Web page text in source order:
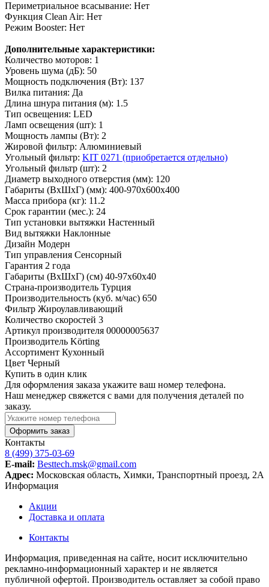
Периметриальное всасывание: Нет
Функция Clean Air: Нет
Режим Booster: Нет
Дополнительные характеристики:
Количество моторов: 1
Уровень шума (дБ): 50
Мощность подключения (Вт): 137
Вилка питания: Да
Длина шнура питания (м): 1.5
Тип освещения: LED
Ламп освещения (шт): 1
Мощность лампы (Вт): 2
Жировой фильтр: Алюминиевый
Угольный фильтр: KIT 0271 (приобретается отдельно)
Угольный фильтр (шт): 2
Диаметр выходного отверстия (мм): 120
Габариты (ВхШхГ) (мм): 400-970x600x400
Масса прибора (кг): 11.2
Срок гарантии (мес.): 24
Тип установки вытяжки Настенный
Вид вытяжки Наклонные
Дизайн Модерн
Тип управления Сенсорный
Гарантия 2 года
Габариты (ВхШхГ) (см) 40-97x60x40
Страна-производитель Турция
Производительность (куб. м/час) 650
Фильтр Жироулавливающий
Количество скоростей 3
Артикул производителя 00000005637
Производитель Körting
Ассортимент Кухонный
Цвет Черный
Купить в один клик
Для оформления заказа укажите ваш номер телефона.
Наш менеджер свяжется с вами для получения деталей по
заказу.
Оформить заказ
Контакты
8 (499) 375-03-69
E-mail: Besttech.msk@gmail.com
Адрес: Московская область, Химки, Транспортный проезд, 2А
Информация
Акции
Доставка и оплата
Контакты
Информация, приведенная на сайте, носит исключительно
рекламно-информационный характер и не является
публичной офертой. Производитель оставляет за собой право